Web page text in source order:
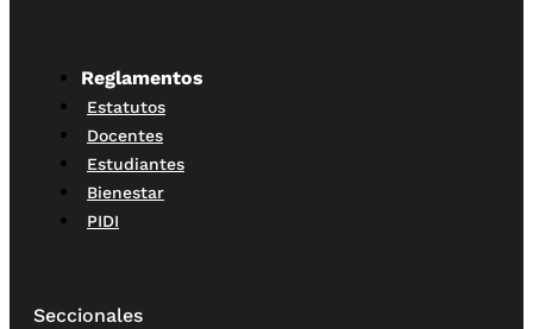
Reglamentos
Estatutos
Docentes
Estudiantes
Bienestar
PIDI
Seccionales